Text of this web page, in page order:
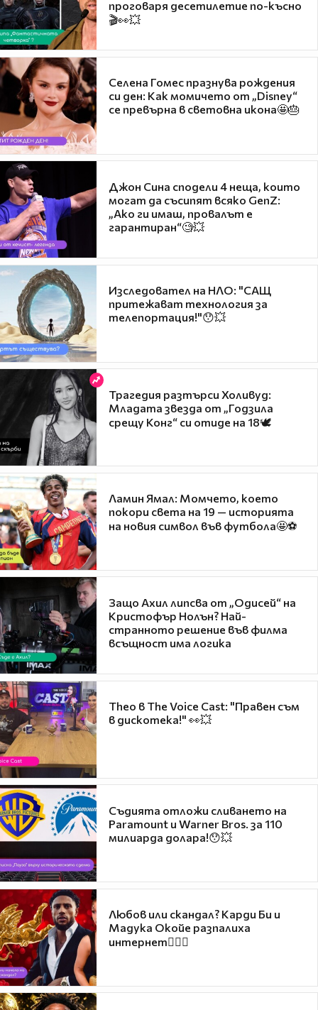
проговаря десетилетие по-късно
🎬👀💥
Селена Гомес празнува рождения
си ден: Как момичето от „Disney“
се превърна в световна икона🤩🎂
Джон Сина сподели 4 неща, които
могат да съсипят всяко GenZ:
„Ако ги имаш, провалът е
гарантиран“🧐💥
Изследовател на НЛО: "САЩ
притежават технология за
телепортация!"😯💥
Трагедия разтърси Холивуд:
Младата звезда от „Годзила
срещу Конг“ си отиде на 18🕊️
Ламин Ямал: Момчето, което
покори света на 19 — историята
на новия символ във футбола🤩⚽
Защо Ахил липсва от „Одисей“ на
Кристофър Нолън? Най-
странното решение във филма
всъщност има логика
Theo в The Voice Cast: "Правен съм
в дискотека!" 👀💥
Съдията отложи сливането на
Paramount и Warner Bros. за 110
милиарда долара!😯💥
Любов или скандал? Карди Би и
Мадука Окойе разпалиха
интернет❤️‍🔥🔥